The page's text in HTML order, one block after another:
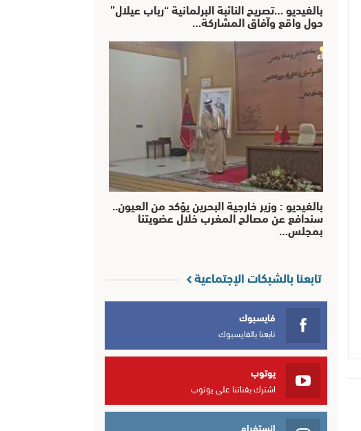
بالفيديو …تصريح النائبة البرلمانية “رباب عيلال”
حول واقع وآفاق المشاركة…
بالفيديو : وزير خارجية البحرين يؤكد من العيون..
سندافع عن مصالح المغرب خلال عضويتنا
بمجلس…
تابعنا بالشبكات الإجتماعية
فايسبوك
تابعنا بالفايسبوك
يوتوب
اشترك بقناتنا على يوتوب